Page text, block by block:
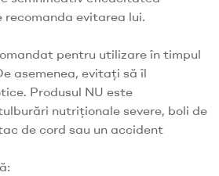
recomanda evitarea lui.
pentru utilizare în timpul
asemenea, evitați să îl
Produsul NU este
nutriționale severe, boli de
de cord sau un accident